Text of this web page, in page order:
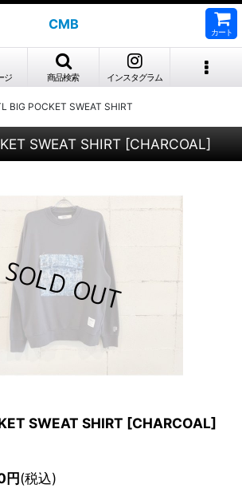
CMB
カート
ジ 商品検索 インスタグラム
BIG POCKET SWEAT SHIRT
SWEAT SHIRT [CHARCOAL]
SWEAT SHIRT [CHARCOAL]
円(税込)